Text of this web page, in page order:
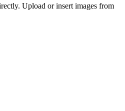
Upload or insert images from